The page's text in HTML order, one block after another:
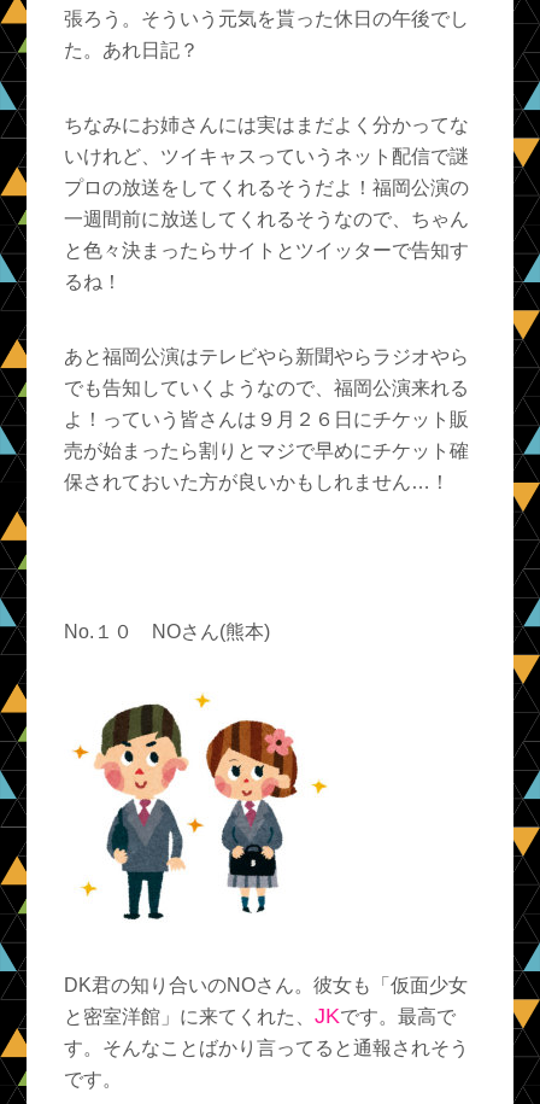
張ろう。そういう元気を貰った休日の午後でし
た。あれ日記？
ちなみにお姉さんには実はまだよく分かってな
いけれど、ツイキャスっていうネット配信で謎
プロの放送をしてくれるそうだよ！福岡公演の
一週間前に放送してくれるそうなので、ちゃん
と色々決まったらサイトとツイッターで告知す
るね！
あと福岡公演はテレビやら新聞やらラジオやら
でも告知していくようなので、福岡公演来れる
よ！っていう皆さんは９月２６日にチケット販
売が始まったら割りとマジで早めにチケット確
保されておいた方が良いかもしれません…！
No.１０ NOさん(熊本)
DK君の知り合いのNOさん。彼女も「仮面少女
と密室洋館」に来てくれた、 JKです。最高で
す。そんなことばかり言ってると通報されそう
です。